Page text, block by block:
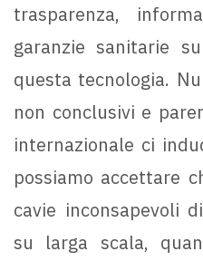
trasparenza,
garanzie sanitarie
questa tecnologia.
non conclusivi e
internazionale ci
possiamo accettare
cavie inconsapevoli
su larga scala,